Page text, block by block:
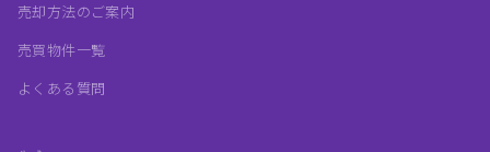
売却方法のご案内
売買物件一覧
よくある質問